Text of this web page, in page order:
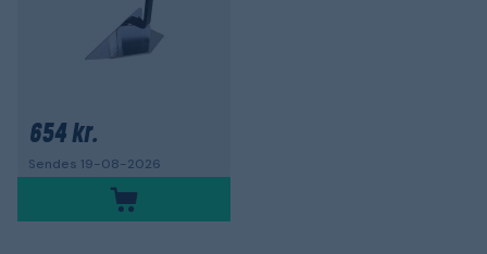
654 kr.
Sendes 19-08-2026